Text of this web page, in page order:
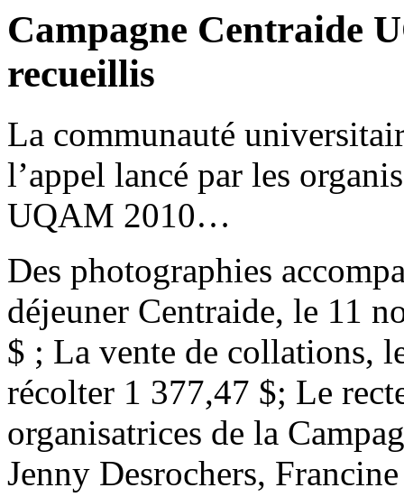
Campagne Centraide
recueillis
La communauté
l’appel lancé par les
UQAM 2010…
Des photographies
déjeuner Centraide, le 11
$ ; La vente de collations,
récolter 1 377,47 $; Le
organisatrices de la
Jenny Desrochers,